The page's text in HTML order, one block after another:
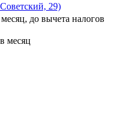
29)
месяц, до вычета налогов
месяц